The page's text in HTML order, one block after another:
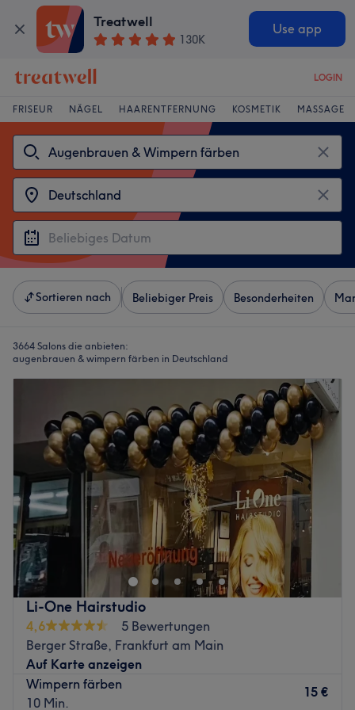
Treatwell
130K
Use app
LOGIN
FRISEUR NÄGEL HAARENTFERNUNG KOSMETIK MASSAGE
Sortieren nach Beliebiger Preis Besonderheiten
3664 Salons die anbieten:
augenbrauen & wimpern färben in Deutschland
Li-One Hairstudio
4,6
5 Bewertungen
Berger Straße, Frankfurt am Main
Auf Karte anzeigen
Wimpern färben
10 Min.
15 €